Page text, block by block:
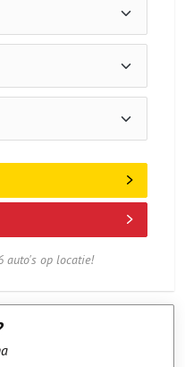
auto's op locatie!